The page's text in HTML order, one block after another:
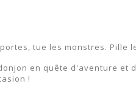
tue les monstres. Pille
en quête d'aventure et
!